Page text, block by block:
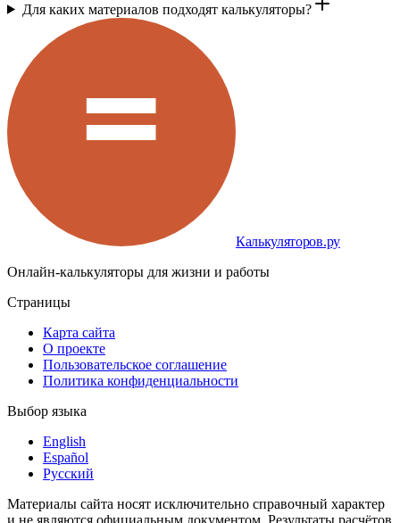
Для каких материалов подходят калькуляторы?
Калькуляторов.ру
Онлайн-калькуляторы для жизни и работы
Страницы
Карта сайта
О проекте
Пользовательское соглашение
Политика конфиденциальности
Выбор языка
English
Español
Русский
Материалы сайта носят исключительно справочный характер
и не являются официальным документом. Результаты расчётов